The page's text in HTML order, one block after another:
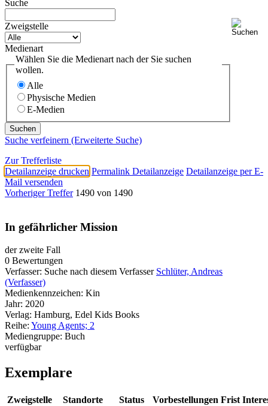
Suche
Zweigstelle
Medienart
Wählen Sie die Medienart nach der Sie suchen
wollen.
Alle
Physische Medien
E-Medien
Suche verfeinern (Erweiterte Suche)
Zur Trefferliste
Detailanzeige drucken Permalink Detailanzeige Detailanzeige per E-
Mail versenden
Vorheriger Treffer 1490 von 1490
In gefährlicher Mission
der zweite Fall
0 Bewertungen
Verfasser: Suche nach diesem Verfasser Schlüter, Andreas
(Verfasser)
Medienkennzeichen: Kin
Jahr: 2020
Verlag: Hamburg, Edel Kids Books
Reihe: Young Agents; 2
Mediengruppe: Buch
verfügbar
Exemplare
Zweigstelle Standorte Status Vorbestellungen Frist